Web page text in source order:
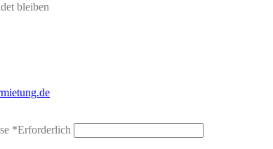
bleiben
*Erforderlich